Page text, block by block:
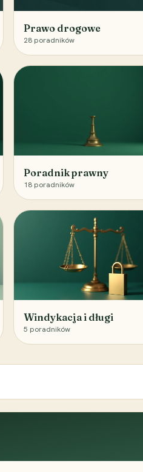
Prawo drogowe
28 poradników
Poradnik prawny
18 poradników
Windykacja i długi
5 poradników